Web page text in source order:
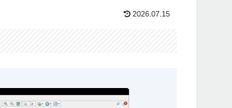
2026.07.15